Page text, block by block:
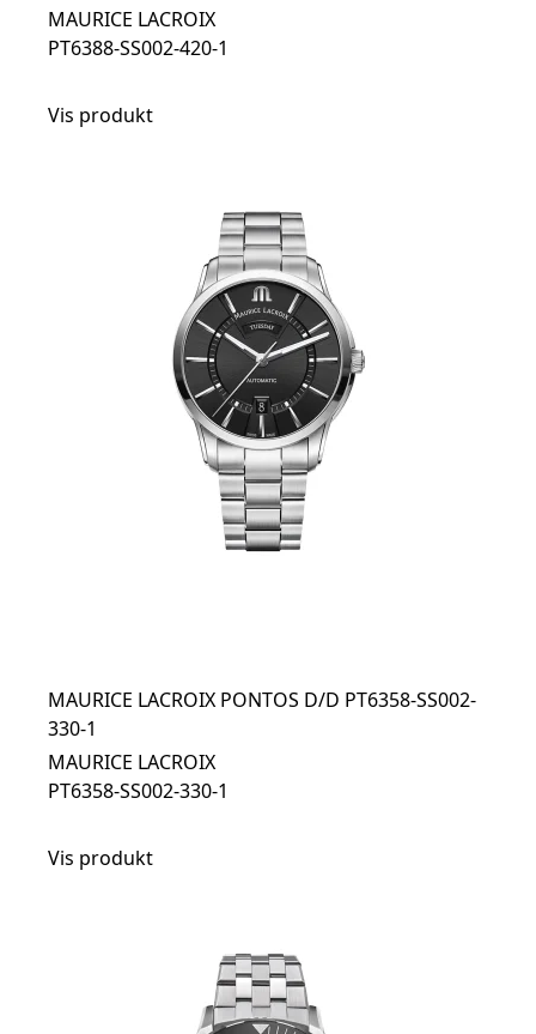
MAURICE LACROIX
PT6388-SS002-420-1
Vis produkt
MAURICE LACROIX PONTOS D/D PT6358-SS002-
330-1
MAURICE LACROIX
PT6358-SS002-330-1
Vis produkt